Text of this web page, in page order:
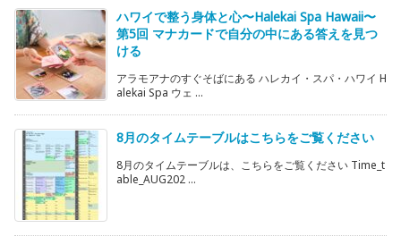
ハワイで整う身体と心〜Halekai Spa Hawaii〜
第5回 マナカードで自分の中にある答えを見つ
ける
アラモアナのすぐそばにある ハレカイ・スパ・ハワイ H
alekai Spa ウェ ...
8月のタイムテーブルはこちらをご覧ください
8月のタイムテーブルは、こちらをご覧ください Time_t
able_AUG202 ...